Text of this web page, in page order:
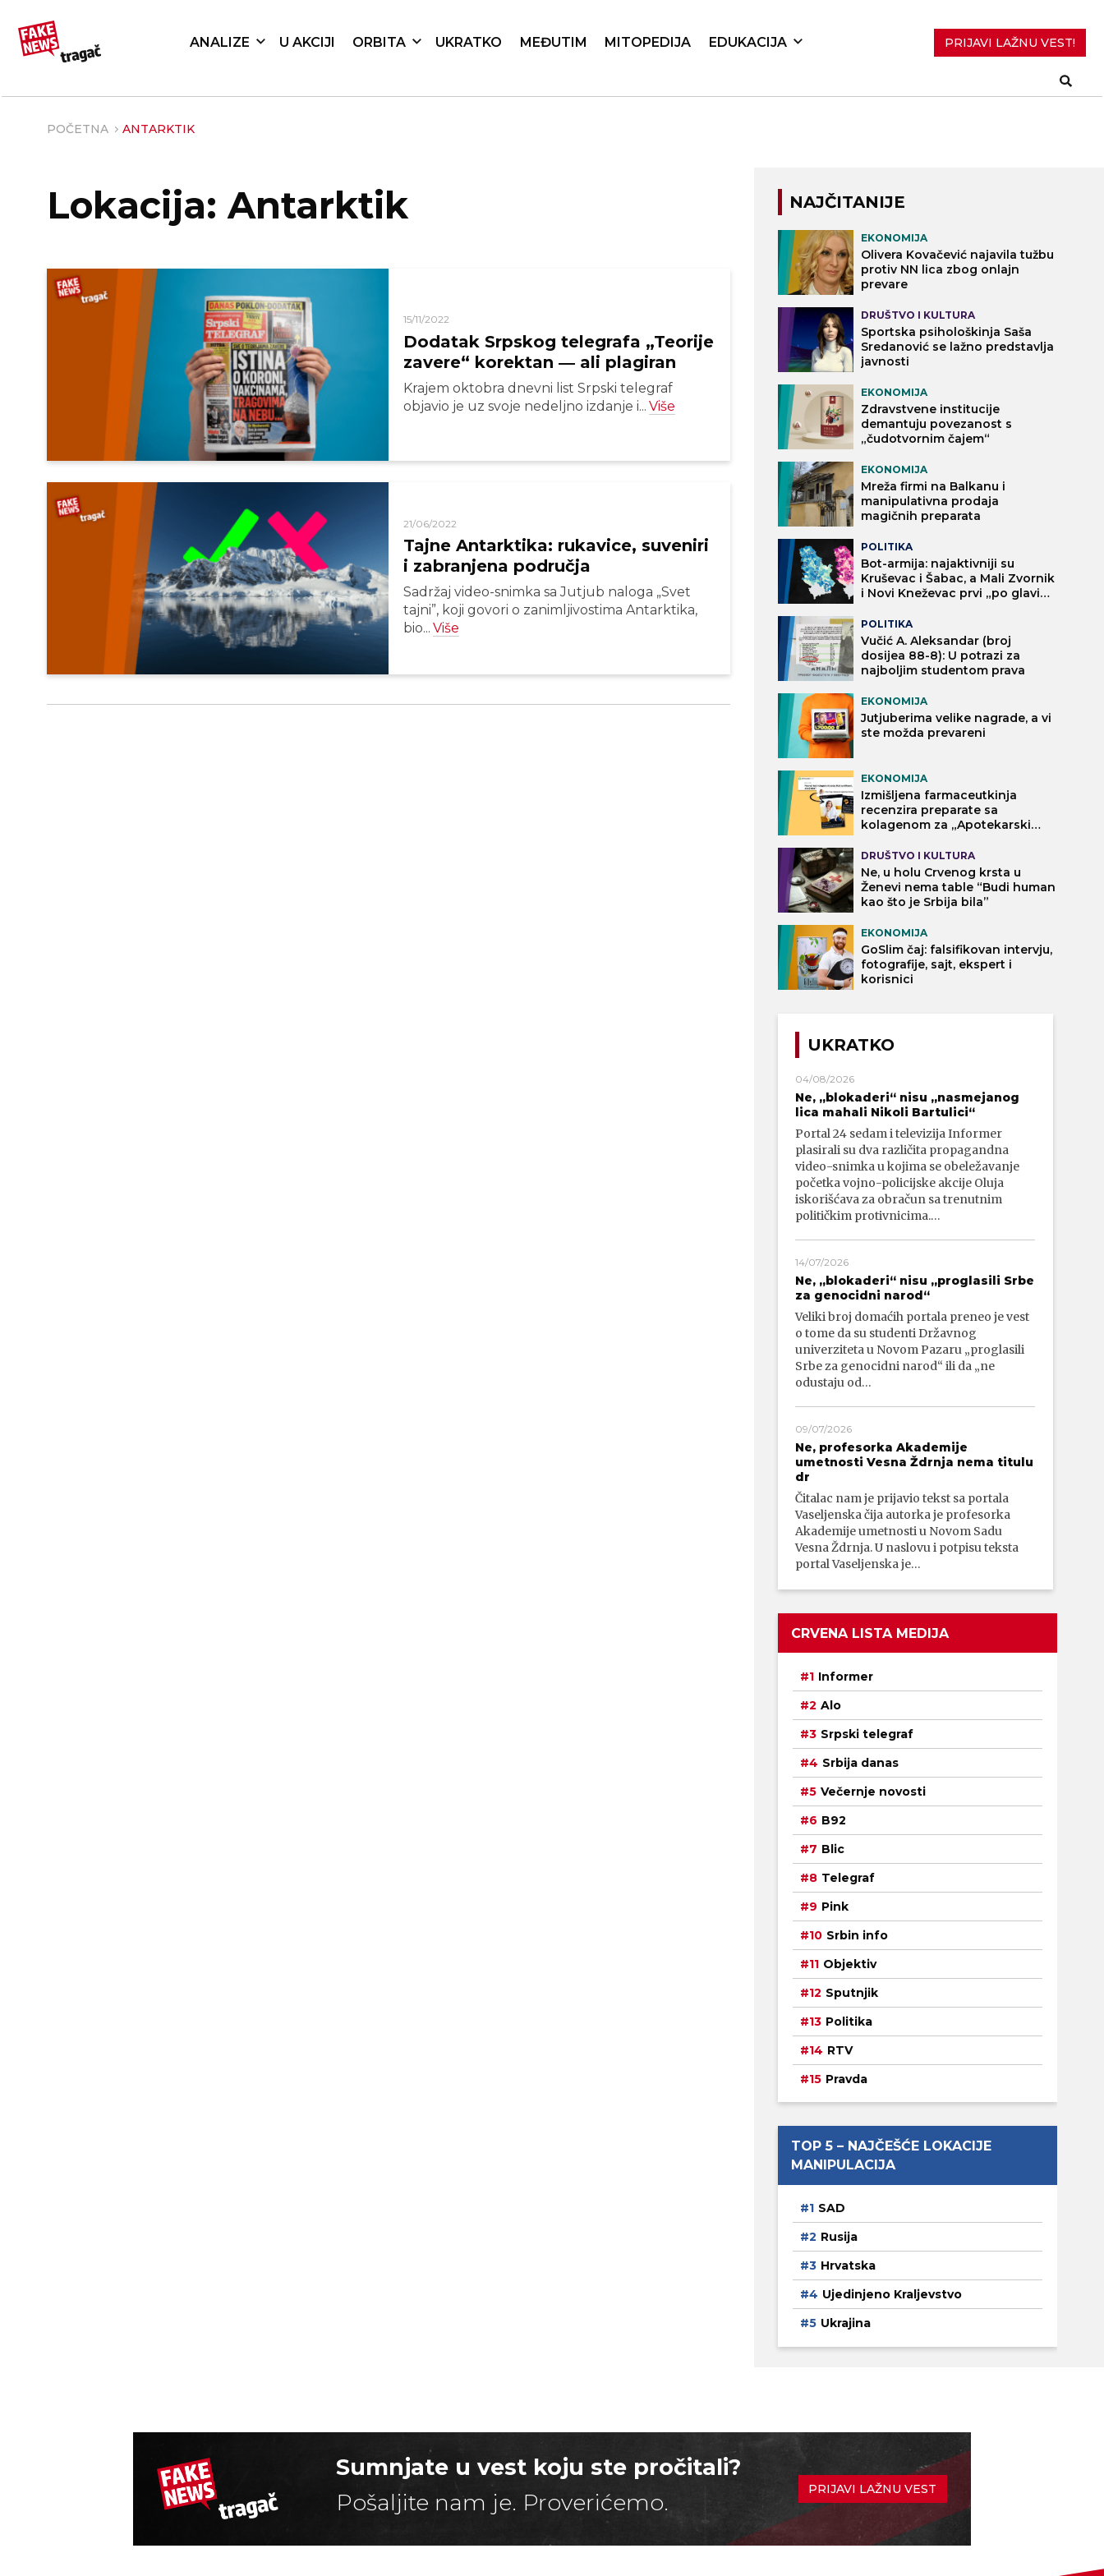
ANALIZE U AKCIJI ORBITA UKRATKO MEĐUTIM MITOPEDIJA EDUKACIJA PRIJAVI LAŽNU VEST!
POČETNA ANTARKTIK
Lokacija: Antarktik
15/11/2022
Dodatak Srpskog telegrafa „Teorije
zavere“ korektan ― ali plagiran
Krajem oktobra dnevni list Srpski telegraf
objavio je uz svoje nedeljno izdanje i... Više
21/06/2022
Tajne Antarktika: rukavice, suveniri
i zabranjena područja
Sadržaj video-snimka sa Jutjub naloga „Svet
tajni”, koji govori o zanimljivostima Antarktika,
bio... Više
NAJČITANIJE
EKONOMIJA
Olivera Kovačević najavila tužbu
protiv NN lica zbog onlajn
prevare
DRUŠTVO I KULTURA
Sportska psihološkinja Saša
Sredanović se lažno predstavlja
javnosti
EKONOMIJA
Zdravstvene institucije
demantuju povezanost s
„čudotvornim čajem“
EKONOMIJA
Mreža firmi na Balkanu i
manipulativna prodaja
magičnih preparata
POLITIKA
Bot-armija: najaktivniji su
Kruševac i Šabac, a Mali Zvornik
i Novi Kneževac prvi „po glavi
POLITIKA
Vučić A. Aleksandar (broj
dosijea 88-8): U potrazi za
najboljim studentom prava
EKONOMIJA
Jutjuberima velike nagrade, a vi
ste možda prevareni
EKONOMIJA
Izmišljena farmaceutkinja
recenzira preparate sa
kolagenom za „Apotekarski
DRUŠTVO I KULTURA
Ne, u holu Crvenog krsta u
Ženevi nema table “Budi human
kao što je Srbija bila”
EKONOMIJA
GoSlim čaj: falsifikovan intervju,
fotografije, sajt, ekspert i
korisnici
UKRATKO
04/08/2026
Ne, „blokaderi“ nisu „nasmejanog
lica mahali Nikoli Bartulici“
Portal 24 sedam i televizija Informer
plasirali su dva različita propagandna
video-snimka u kojima se obeležavanje
početka vojno-policijske akcije Oluja
iskorišćava za obračun sa trenutnim
političkim protivnicima.…
14/07/2026
Ne, „blokaderi“ nisu „proglasili Srbe
za genocidni narod“
Veliki broj domaćih portala preneo je vest
o tome da su studenti Državnog
univerziteta u Novom Pazaru „proglasili
Srbe za genocidni narod“ ili da „ne
odustaju od…
09/07/2026
Ne, profesorka Akademije
umetnosti Vesna Ždrnja nema titulu
dr
Čitalac nam je prijavio tekst sa portala
Vaseljenska čija autorka je profesorka
Akademije umetnosti u Novom Sadu
Vesna Ždrnja. U naslovu i potpisu teksta
portal Vaseljenska je…
CRVENA LISTA MEDIJA
Informer
Alo
Srpski telegraf
Srbija danas
Večernje novosti
B92
Blic
Telegraf
Pink
Srbin info
Objektiv
Sputnjik
Politika
RTV
Pravda
TOP 5 – NAJČEŠĆE LOKACIJE
MANIPULACIJA
SAD
Rusija
Hrvatska
Ujedinjeno Kraljevstvo
Ukrajina
Sumnjate u vest koju ste pročitali?
Pošaljite nam je. Proverićemo.
PRIJAVI LAŽNU VEST